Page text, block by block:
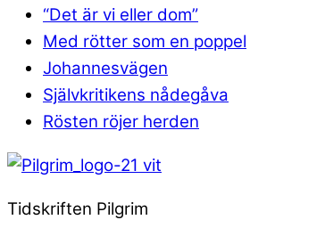
“Det är vi eller dom”
Med rötter som en poppel
Johannesvägen
Självkritikens nådegåva
Rösten röjer herden
Tidskriften Pilgrim